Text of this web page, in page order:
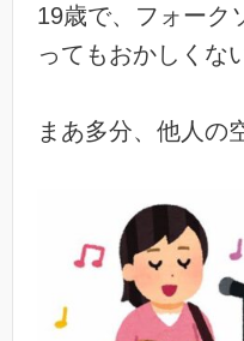
19歳で、フォーク
ってもおかしくな
まあ多分、他人の